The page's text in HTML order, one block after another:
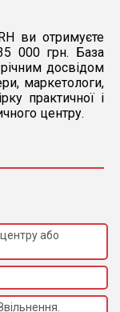
в
Store
ви отримуєте
000 грн. База
досвідом
маркетологи,
практичної і
центру.
або